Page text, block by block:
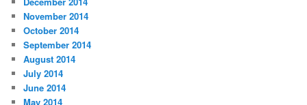
November 2014
October 2014
September 2014
August 2014
July 2014
June 2014
May 2014